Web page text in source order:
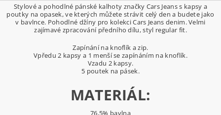
Stylové a pohodlné pánské kalhoty značky Cars Jeans s kapsy a
poutky na opasek, ve kterých můžete strávit celý den a budete jako
v bavlnce. Pohodlné džíny pro kolekci Cars Jeans denim. Velmi
zajímavé zpracování předního dílu, styl regular fit.
Zapínání na knoflík a zip.
Vpředu 2 kapsy a 1 menší se zapínáním na knoflík.
Vzadu 2 kapsy.
5 poutek na pásek.
MATERIÁL:
76,5% bavlna